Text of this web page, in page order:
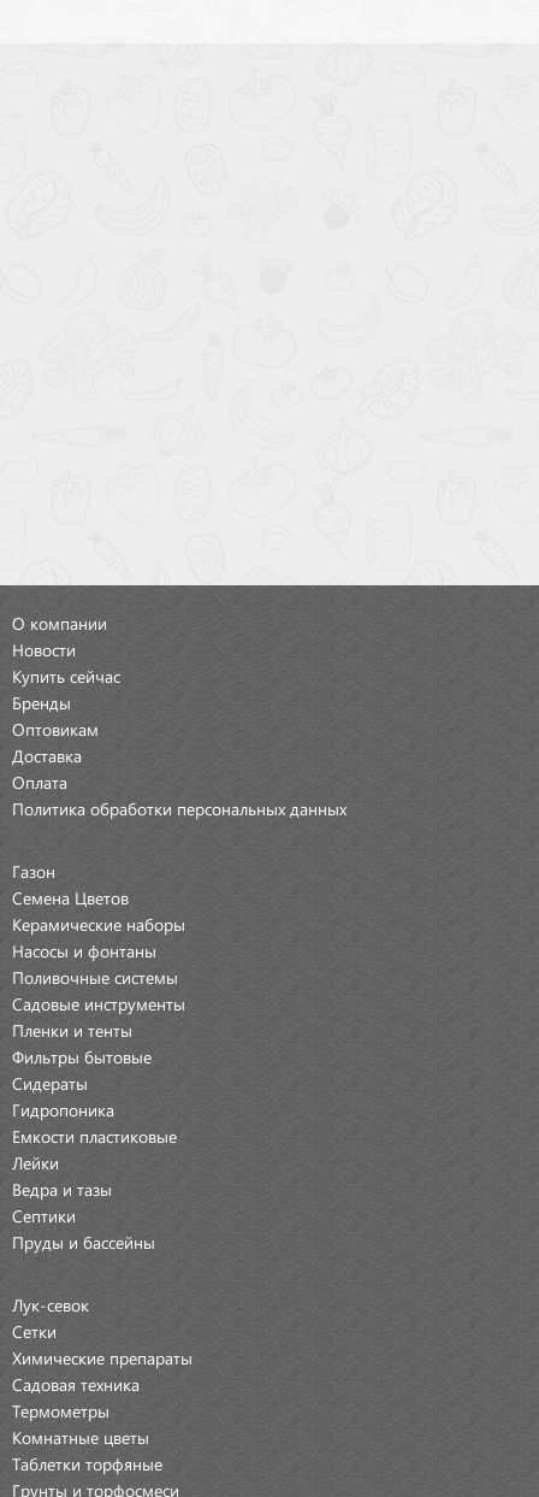
О компании
Новости
Купить сейчас
Бренды
Оптовикам
Доставка
Оплата
Политика обработки персональных данных
Газон
Семена Цветов
Керамические наборы
Насосы и фонтаны
Поливочные системы
Садовые инструменты
Пленки и тенты
Фильтры бытовые
Сидераты
Гидропоника
Емкости пластиковые
Лейки
Ведра и тазы
Септики
Пруды и бассейны
Лук-севок
Сетки
Химические препараты
Садовая техника
Термометры
Комнатные цветы
Таблетки торфяные
Грунты и торфосмеси